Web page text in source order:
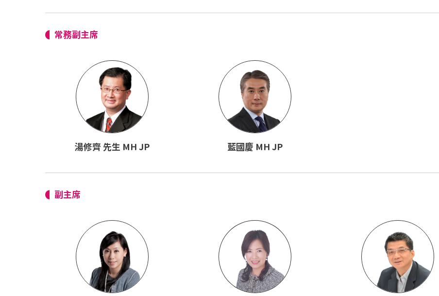
常務副主席
湯修齊 先生 MH JP 藍國慶 MH JP
副主席